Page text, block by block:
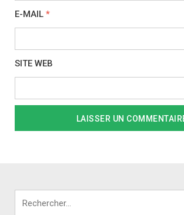
E-MAIL *
SITE WEB